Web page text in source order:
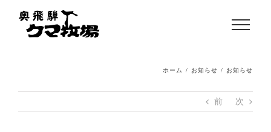
ホーム / お知らせ / お知らせ
前 次